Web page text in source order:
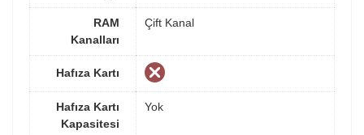
RAM
Kanalları
Çift Kanal
Hafıza Kartı
Hafıza Kartı
Kapasitesi
Yok